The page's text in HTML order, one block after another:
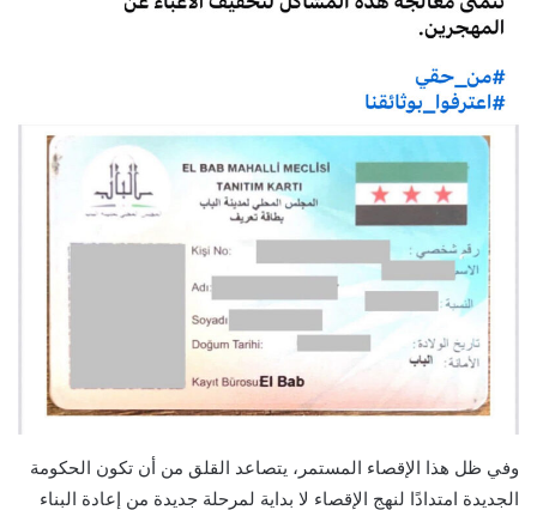
وفي ظل هذا الإقصاء المستمر، يتصاعد القلق من أن تكون الحكومة
الجديدة امتدادًا لنهج الإقصاء لا بداية لمرحلة جديدة من إعادة البناء